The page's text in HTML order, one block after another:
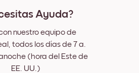
Ayuda?
nuestro equipo de
todos los días de 7 a.
(hora del Este de
EE. UU.)